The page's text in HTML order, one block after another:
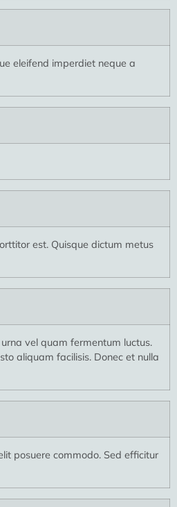
eleifend imperdiet neque a
est. Quisque dictum metus
vel quam fermentum luctus.
aliquam facilisis. Donec et nulla
posuere commodo. Sed efficitur